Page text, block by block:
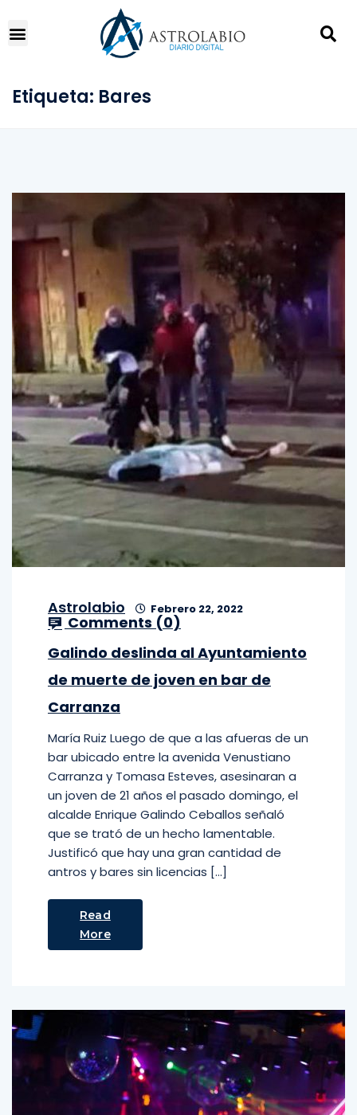
Etiqueta: Bares
Astrolabio Febrero 22, 2022
Comments (0)
Galindo deslinda al Ayuntamiento
de muerte de joven en bar de
Carranza
María Ruiz Luego de que a las afueras de un
bar ubicado entre la avenida Venustiano
Carranza y Tomasa Esteves, asesinaran a
un joven de 21 años el pasado domingo, el
alcalde Enrique Galindo Ceballos señaló
que se trató de un hecho lamentable.
Justificó que hay una gran cantidad de
antros y bares sin licencias […]
Read
More